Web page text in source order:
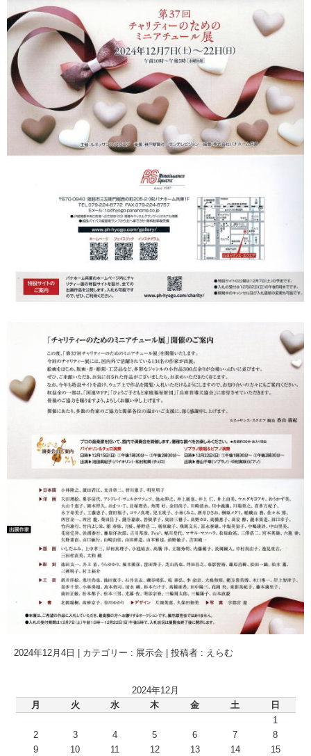
2024年12月4日 カテゴリー : 展示会 投稿者 : えらむ
2024年12月
月
火 水 木 金 土
日
1
2
3 4 5 6 7
8
9
10 11 12 13 14
15